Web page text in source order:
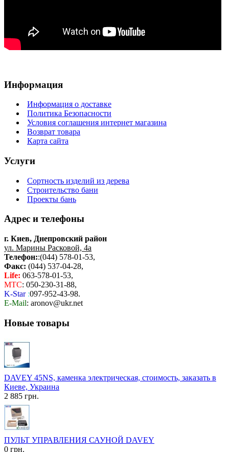
Информация
Информация о доставке
Политика Безопасности
Условия соглашения интернет магазина
Возврат товара
Карта сайта
Услуги
Сортность изделий из дерева
Строительство бани
Проекты бань
Адрес и телефоны
г. Киев, Днепровский район
ул. Марины Расковой, 4а
Телефон::(044) 578-01-53,
Факс: (044) 537-04-28,
Life: 063-578-01-53,
МТС: 050-230-31-88,
K-Star:097-952-43-98.
E-Mail: aronov@ukr.net
Новые товары
DAVEY 45NS, каменка электрическая, стоимость, заказать в
Киеве, Украина
2 885 грн.
ПУЛЬТ УПРАВЛЕНИЯ САУНОЙ DAVEY
0 грн.